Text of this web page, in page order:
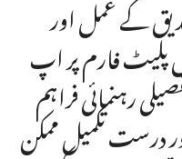
کے عمل اور
پلیٹ فارم پر اپ
رہنمائی فراہم
درست تکمیل ممکن